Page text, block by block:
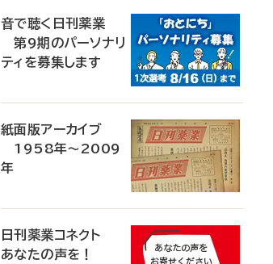
音で聴く日刊薬業
第9期のパーソナリ
ティを募集します
紙面版アーカイブ
1958年～2009
年
日刊薬業コネクト
あなたの声を！